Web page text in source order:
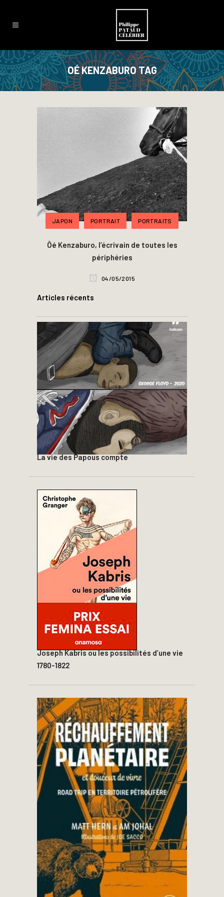
OÉ KENZABURO TAG
JAPON PORTRAIT PORTRAITS
Ôé Kenzaburo, l’écrivain de toutes les
périphéries
04/05/2015
Articles récents
La vie des Papous compte
Joseph Kabris ou les possibilités d’une vie
1780-1822